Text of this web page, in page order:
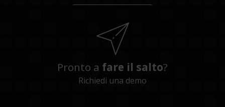
Pronto a fare il salto?
Richiedi una demo